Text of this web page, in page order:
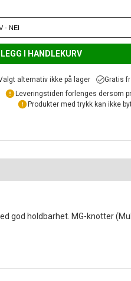
LEGG I HANDLEKURV
alternativ ikke på lager
Gratis
Leveringstiden forlenges dersom
Produkter med trykk kan ikke
god holdbarhet. MG-knotter